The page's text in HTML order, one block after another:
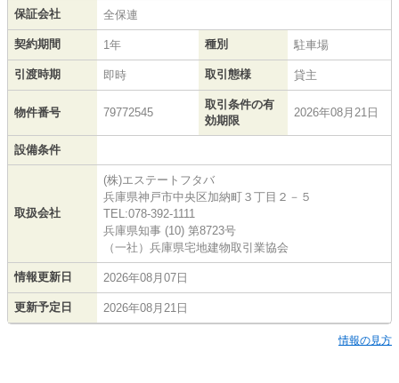
保証会社 全保連
契約期間 1年 種別 駐車場
引渡時期 即時 取引態様 貸主
物件番号 79772545
取引条件の有
効期限
2026年08月21日
設備条件
取扱会社
(株)エステートフタバ
兵庫県神戸市中央区加納町３丁目２－５
TEL:078-392-1111
兵庫県知事 (10) 第8723号
（一社）兵庫県宅地建物取引業協会
情報更新日 2026年08月07日
更新予定日 2026年08月21日
情報の見方